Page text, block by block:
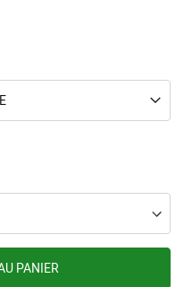
PANIER